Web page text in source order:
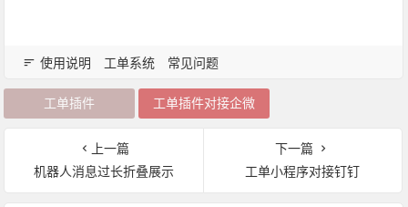
使用说明 工单系统 常见问题
工单插件 工单插件对接企微
上一篇
机器人消息过长折叠展示
下一篇
工单小程序对接钉钉